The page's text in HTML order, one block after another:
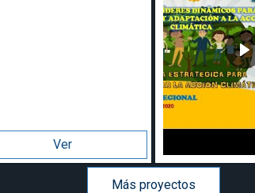
Ver
Más proyectos